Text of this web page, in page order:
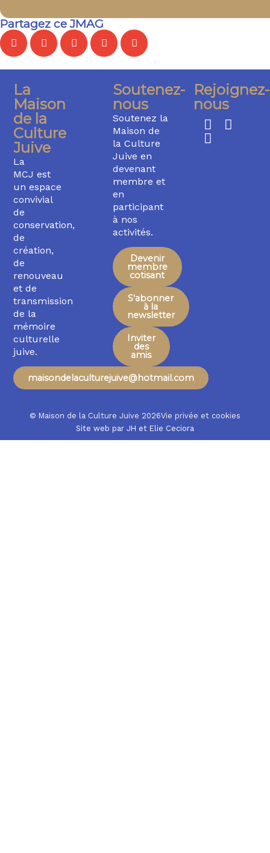
Partagez ce JMAG
La
Maison
de la
Culture
Juive
La
MCJ est
un espace
convivial
de
conservation,
de
création,
de
renouveau
et de
transmission
de la
mémoire
culturelle
juive.
maisondelaculturejuive@hotmail.com
Soutenez-
nous
Soutenez la
Maison de
la Culture
Juive en
devenant
membre et
en
participant
à nos
activités.
Devenir
membre
cotisant
S'abonner
à la
newsletter
Inviter
des
amis
Rejoignez-
nous
© Maison de la Culture Juive 2026Vie privée et cookies
Site web par JH et Elie Ceciora